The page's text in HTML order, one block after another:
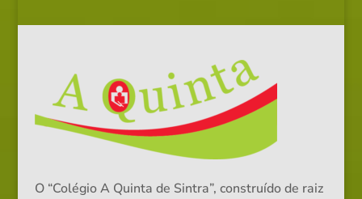
O “Colégio A Quinta de Sintra”, construído de raiz